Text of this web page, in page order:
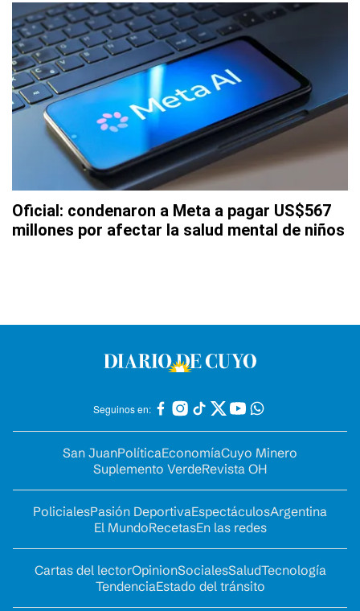
Oficial: condenaron a Meta a pagar US$567
millones por afectar la salud mental de niños
Seguinos en:
San JuanPolíticaEconomíaCuyo Minero
Suplemento VerdeRevista OH
PolicialesPasión DeportivaEspectáculosArgentina
El MundoRecetasEn las redes
Cartas del lectorOpinionSocialesSaludTecnología
TendenciaEstado del tránsito